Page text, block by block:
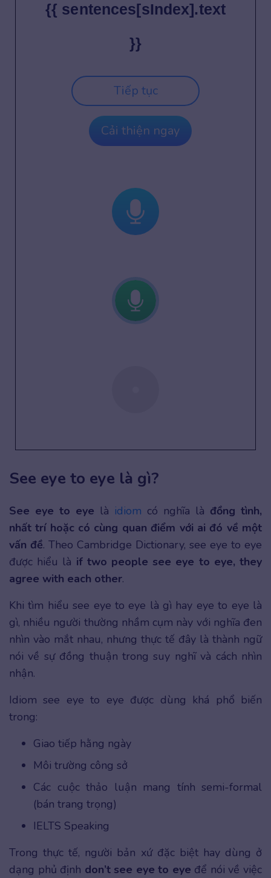
{{ sentences[sIndex].text
}}
Tiếp tục
Cải thiện ngay
See eye to eye là gì?
See eye to eye là idiom có nghĩa là đồng tình,
nhất trí hoặc có cùng quan điểm với ai đó về một
vấn đề. Theo Cambridge Dictionary, see eye to eye
được hiểu là if two people see eye to eye, they
agree with each other.
Khi tìm hiểu see eye to eye là gì hay eye to eye là
gì, nhiều người thường nhầm cụm này với nghĩa đen
nhìn vào mắt nhau, nhưng thực tế đây là thành ngữ
nói về sự đồng thuận trong suy nghĩ và cách nhìn
nhận.
Idiom see eye to eye được dùng khá phổ biến
trong:
Giao tiếp hằng ngày
Môi trường công sở
Các cuộc thảo luận mang tính semi-formal
(bán trang trọng)
IELTS Speaking
Trong thực tế, người bản xứ đặc biệt hay dùng ở
dạng phủ định don’t see eye to eye để nói về việc